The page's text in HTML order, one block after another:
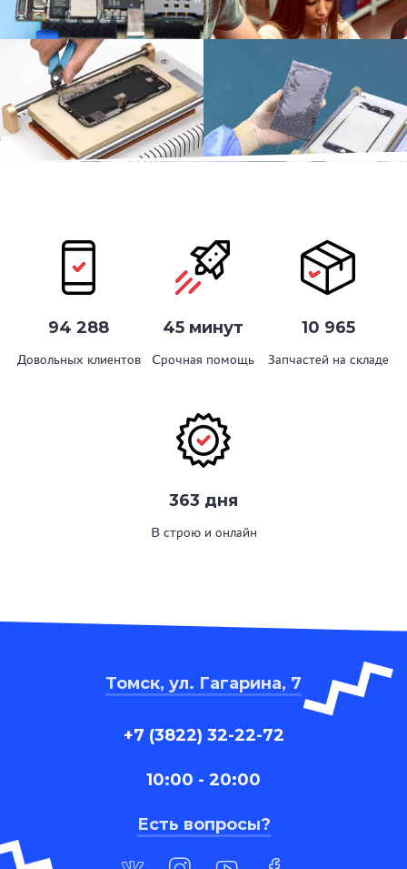
94 288
Довольных клиентов
45 минут
Срочная помощь
10 965
Запчастей на складе
363 дня
В строю и онлайн
Томск, ул. Гагарина, 7
+7 (3822) 32-22-72
10:00 - 20:00
Есть вопросы?